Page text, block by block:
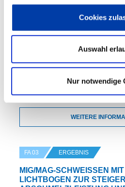
Cookies
Auswahl
Nur notwendige
DVS-Nr.: 03.032 /
Laufzeit: 01.08.1998 -
WEITERE
FA 03 ERGEBNIS
MIG/MAG-SCHWEISSEN MIT
ICHTBOGEN ZUR